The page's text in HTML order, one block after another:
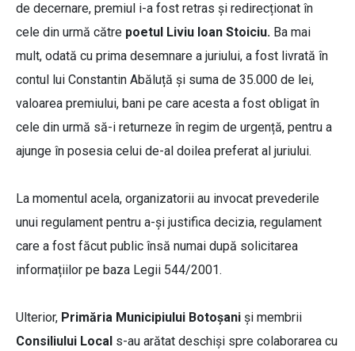
de decernare, premiul i-a fost retras și redirecționat în
cele din urmă către poetul Liviu Ioan Stoiciu. Ba mai
mult, odată cu prima desemnare a juriului, a fost livrată în
contul lui Constantin Abăluță și suma de 35.000 de lei,
valoarea premiului, bani pe care acesta a fost obligat în
cele din urmă să-i returneze în regim de urgență, pentru a
ajunge în posesia celui de-al doilea preferat al juriului.
La momentul acela, organizatorii au invocat prevederile
unui regulament pentru a-și justifica decizia, regulament
care a fost făcut public însă numai după solicitarea
informațiilor pe baza Legii 544/2001.
Ulterior, Primăria Municipiului Botoșani și membrii
Consiliului Local s-au arătat deschiși spre colaborarea cu